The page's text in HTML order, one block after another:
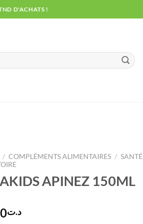
D'ACHATS !
/ COMPLÉMENTS ALIMENTAIRES / SANTÉ
APINEZ 150ML
د.ت